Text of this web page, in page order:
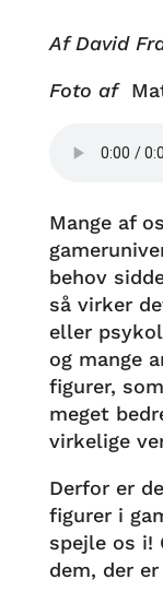
Af David
Foto af
Mange af
behov
så virker
eller
og mange
figurer,
meget
virkelige
Derfor er
figurer i
spejle os i!
dem, der